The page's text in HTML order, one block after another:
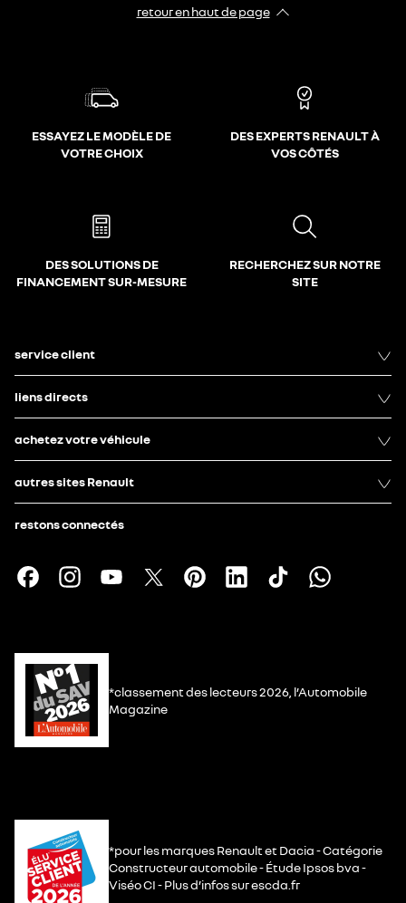
retour en haut de page​
ESSAYEZ LE MODÈLE DE
VOTRE CHOIX
DES EXPERTS RENAULT À
VOS CÔTÉS
DES SOLUTIONS DE
FINANCEMENT SUR-MESURE
RECHERCHEZ SUR NOTRE
SITE
service client
liens directs
achetez votre véhicule
autres sites Renault
restons connectés
*classement des lecteurs 2026, l’Automobile
Magazine
*pour les marques Renault et Dacia - Catégorie
Constructeur automobile - Étude Ipsos bva -
Viséo CI - Plus d’infos sur escda.fr